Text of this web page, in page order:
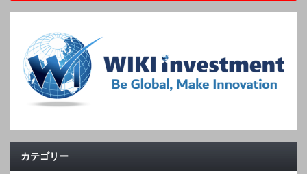
カテゴリー